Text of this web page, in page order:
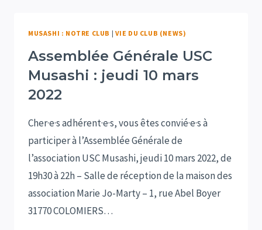
(PRESSE)
MUSASHI : NOTRE CLUB | VIE DU CLUB (NEWS)
Assemblée Générale USC
Musashi : jeudi 10 mars
2022
Cher·e·s adhérent·e·s, vous êtes convié·e·s à
participer à l’Assemblée Générale de
l’association USC Musashi, jeudi 10 mars 2022, de
19h30 à 22h – Salle de réception de la maison des
association Marie Jo-Marty – 1, rue Abel Boyer
31770 COLOMIERS…